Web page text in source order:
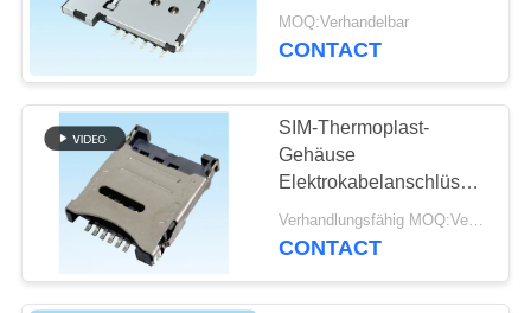
Verbindungsstück
der codierten Karte
6
SIM-Anschluss
Thermoplast Gehäuse
MOQ:Verhandelbar
CONTACT
SIM-Thermoplast-
Gehäuse
Elektrokabelanschlüsse
Hoch = 1,5 mm 6Pin
Push-Typ
Verhandlungsfähig MOQ:Verhandlungsfähig
CONTACT